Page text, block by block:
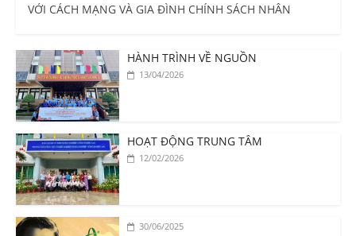
VỚI CÁCH MẠNG VÀ GIA ĐÌNH CHÍNH SÁCH NHÂN
HÀNH TRÌNH VỀ NGUỒN
13/04/2026
HOẠT ĐỘNG TRUNG TÂM
12/02/2026
30/06/2025